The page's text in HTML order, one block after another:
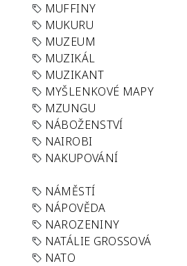
MUFFINY
MUKURU
MUZEUM
MUZIKÁL
MUZIKANT
MYŠLENKOVÉ MAPY
MZUNGU
NÁBOŽENSTVÍ
NAIROBI
NAKUPOVÁNÍ
NÁMĚSTÍ
NÁPOVĚDA
NAROZENINY
NATÁLIE GROSSOVÁ
NATO